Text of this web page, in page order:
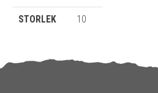
STORLEK 10